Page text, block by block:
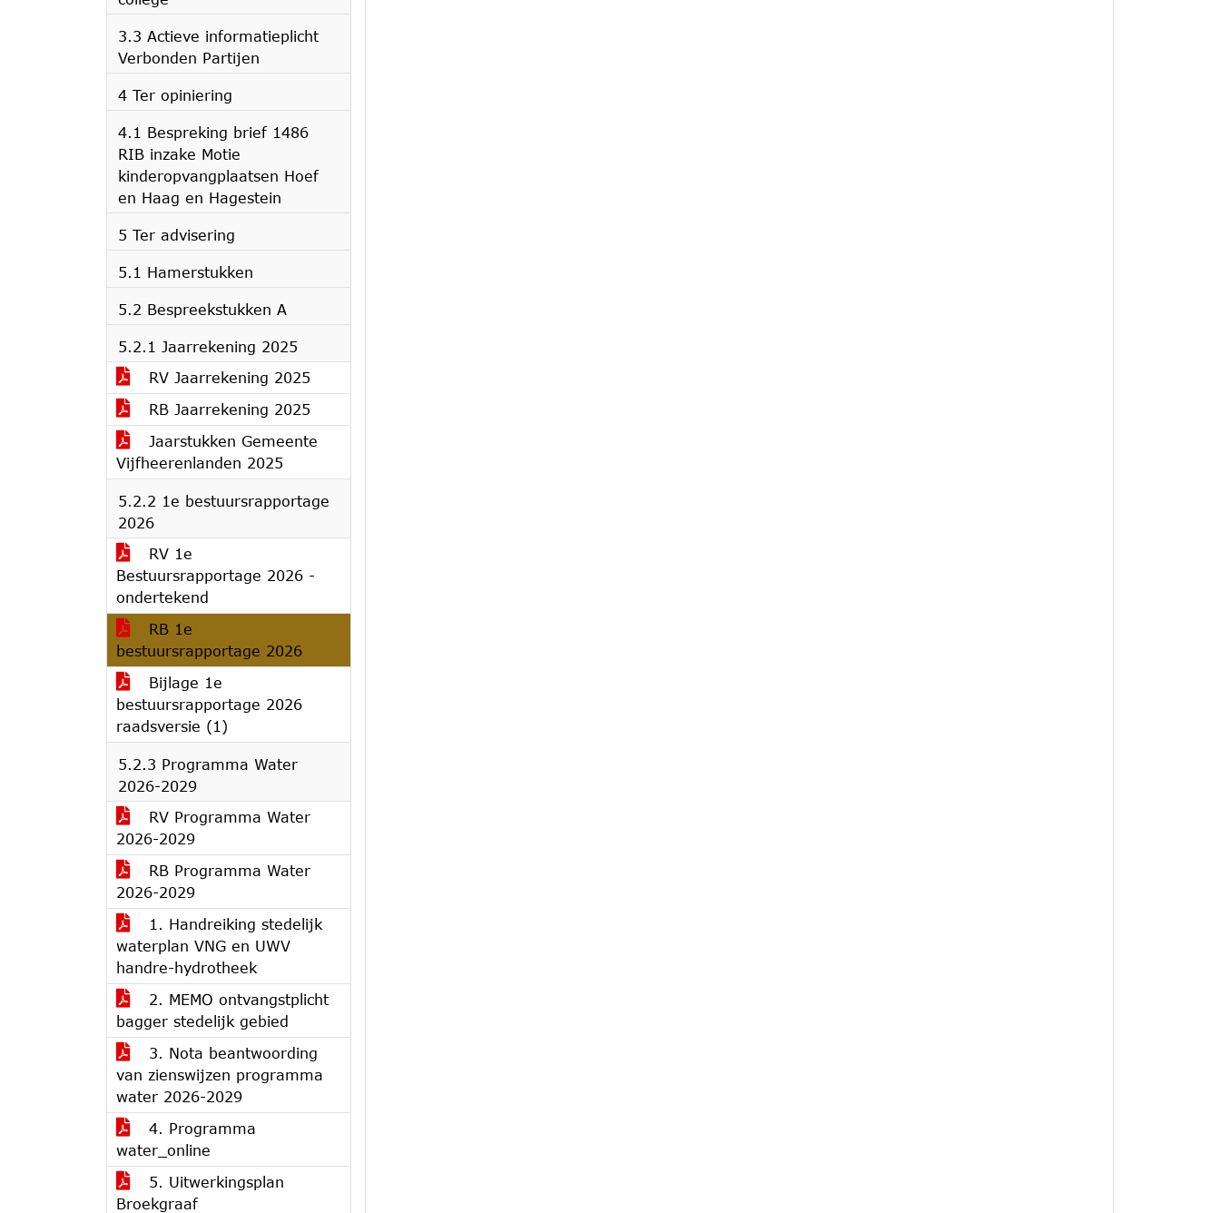
3.3 Actieve informatieplicht
Verbonden Partijen
4 Ter opiniering
4.1 Bespreking brief 1486
RIB inzake Motie
kinderopvangplaatsen Hoef
en Haag en Hagestein
5 Ter advisering
5.1 Hamerstukken
5.2 Bespreekstukken A
5.2.1 Jaarrekening 2025
RV Jaarrekening 2025
RB Jaarrekening 2025
Jaarstukken Gemeente
Vijfheerenlanden 2025
5.2.2 1e bestuursrapportage
2026
RV 1e
Bestuursrapportage 2026 -
ondertekend
RB 1e
bestuursrapportage 2026
Bijlage 1e
bestuursrapportage 2026
raadsversie (1)
5.2.3 Programma Water
2026-2029
RV Programma Water
2026-2029
RB Programma Water
2026-2029
1. Handreiking stedelijk
waterplan VNG en UWV
handre-hydrotheek
2. MEMO ontvangstplicht
bagger stedelijk gebied
3. Nota beantwoording
van zienswijzen programma
water 2026-2029
4. Programma
water_online
5. Uitwerkingsplan
Broekgraaf